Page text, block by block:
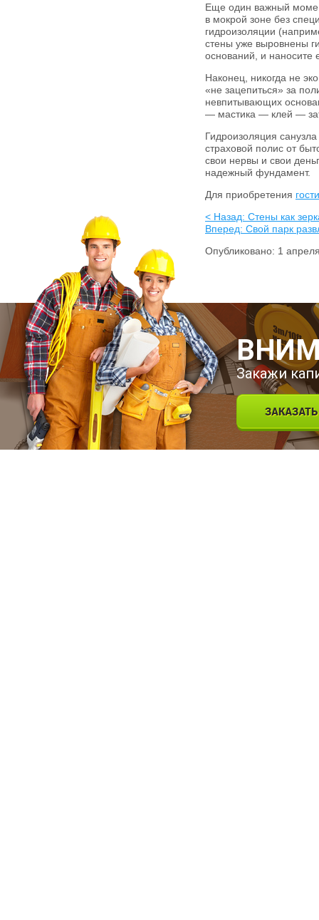
Еще один важный
в мокрой зоне без
гидроизоляции
стены уже выровнены
оснований, и наносите
Наконец, никогда не
«не зацепиться» за
невпитывающих
— мастика — клей —
Гидроизоляция
страховой полис от
свои нервы и свои
надежный фундамент.
Для приобретения
< Назад: Стены как
Вперед: Свой парк
Опубликовано: 1
Закажи